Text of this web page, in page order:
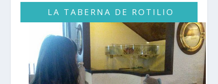
LA TABERNA DE ROTILIO